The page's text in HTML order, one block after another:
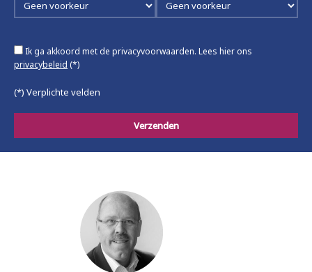
Ik ga akkoord met de privacyvoorwaarden. Lees hier ons
privacybeleid (*)
(*) Verplichte velden